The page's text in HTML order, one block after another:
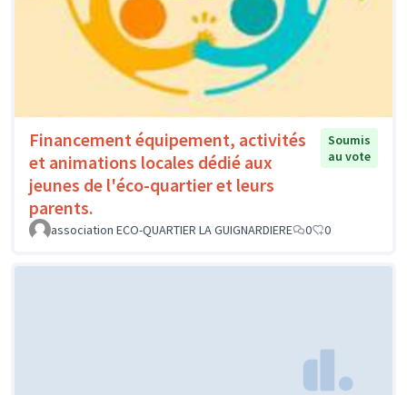
Financement équipement, activités
et animations locales dédié aux
jeunes de l'éco-quartier et leurs
parents.
Soumis
au vote
association ECO-QUARTIER LA GUIGNARDIERE 0 0